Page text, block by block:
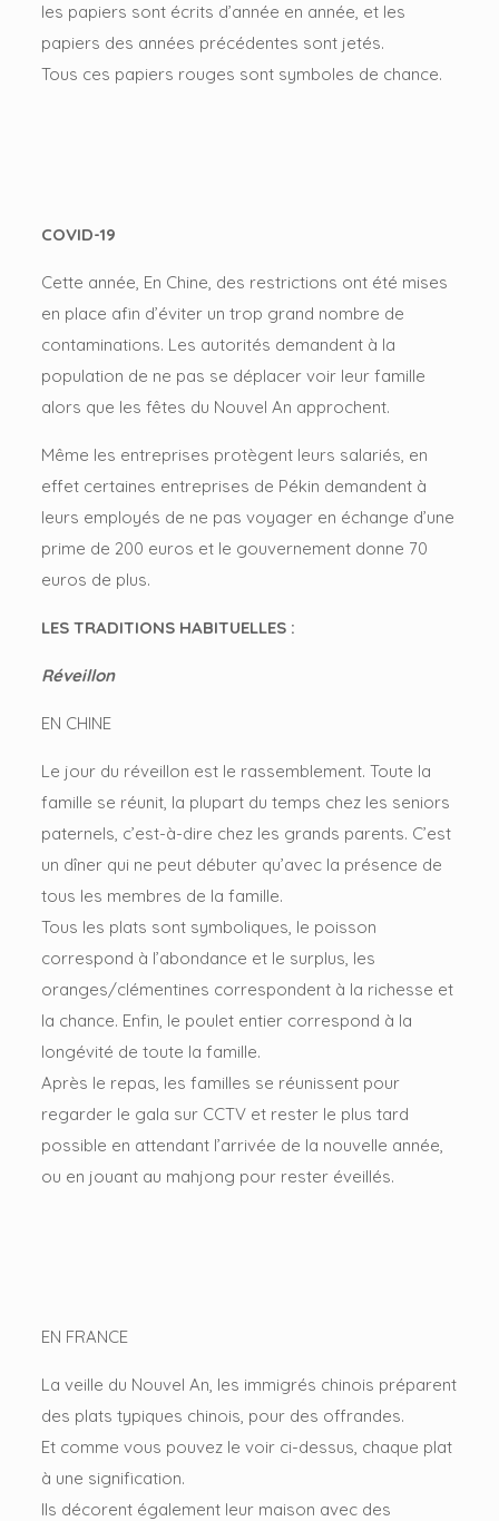
les papiers sont écrits d’année en année, et les
papiers des années précédentes sont jetés.
Tous ces papiers rouges sont symboles de chance.
COVID-19
Cette année, En Chine, des restrictions ont été mises
en place afin d’éviter un trop grand nombre de
contaminations. Les autorités demandent à la
population de ne pas se déplacer voir leur famille
alors que les fêtes du Nouvel An approchent.
Même les entreprises protègent leurs salariés, en
effet certaines entreprises de Pékin demandent à
leurs employés de ne pas voyager en échange d’une
prime de 200 euros et le gouvernement donne 70
euros de plus.
LES TRADITIONS HABITUELLES :
Réveillon
EN CHINE
Le jour du réveillon est le rassemblement. Toute la
famille se réunit, la plupart du temps chez les seniors
paternels, c’est-à-dire chez les grands parents. C’est
un dîner qui ne peut débuter qu’avec la présence de
tous les membres de la famille.
Tous les plats sont symboliques, le poisson
correspond à l’abondance et le surplus, les
oranges/clémentines correspondent à la richesse et
la chance. Enfin, le poulet entier correspond à la
longévité de toute la famille.
Après le repas, les familles se réunissent pour
regarder le gala sur CCTV et rester le plus tard
possible en attendant l’arrivée de la nouvelle année,
ou en jouant au mahjong pour rester éveillés.
EN FRANCE
La veille du Nouvel An, les immigrés chinois préparent
des plats typiques chinois, pour des offrandes.
Et comme vous pouvez le voir ci-dessus, chaque plat
à une signification.
Ils décorent également leur maison avec des